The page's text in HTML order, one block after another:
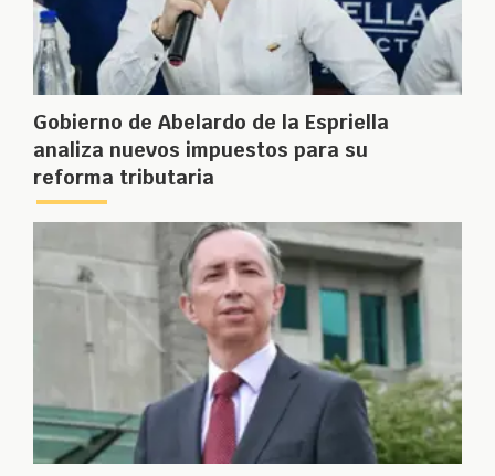
Gobierno de Abelardo de la Espriella
analiza nuevos impuestos para su
reforma tributaria